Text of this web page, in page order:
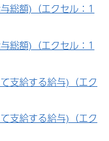
総額)（エクセル：1
総額)（エクセル：1
支給する給与)（エク
支給する給与)（エク